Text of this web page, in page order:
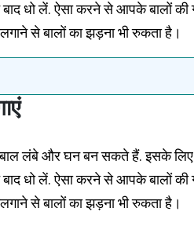
धो लें. ऐसा करने से आपके बालों की
से बालों का झड़ना भी रुकता है।
लंबे और घन बन सकते हैं. इसके लिए
धो लें. ऐसा करने से आपके बालों की
से बालों का झड़ना भी रुकता है।